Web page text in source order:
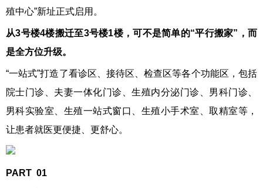
殖中心”新址正式启用。
从3号楼4楼搬迁至3号楼1楼，可不是简单的“平行搬家”，而
是全方位升级。
“一站式”打造了看诊区、接待区、检查区等各个功能区，包括
院士门诊、夫妻一体化门诊、生殖内分泌门诊、男科门诊、
男科实验室、生殖一站式窗口、生殖小手术室、取精室等，
让患者就医更便捷、更舒心。
PART 01